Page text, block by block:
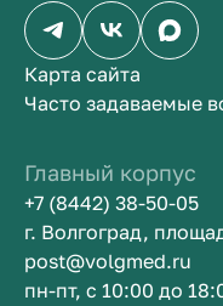
Карта сайта
Часто задаваемые
Главный корпус
+7 (8442) 38-50-05
г. Волгоград,
post@volgmed.ru
пн-пт, с 10:00 до